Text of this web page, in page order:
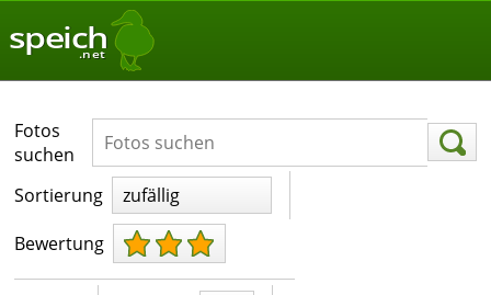
speich
.net
Fotos
suchen
Sortierung
zufällig
Bewertung